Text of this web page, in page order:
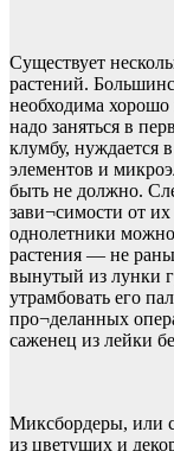
Существует
растений.
необходима хорошо
надо заняться в
клумбу, нуждается
элементов и
быть не должно.
зави¬симости от
однолетники
растения — не
вынутый из лунки
утрамбовать его
про¬деланных
саженец из лейки
Миксбордеры, или
из цветущих и